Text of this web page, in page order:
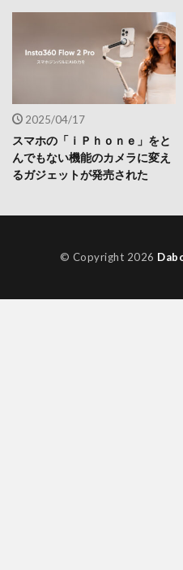
2025/04/17
スマホの「ｉＰｈｏｎｅ」をと
んでもない機能のカメラに変え
るガジェットが発売された
© Copyright 2026